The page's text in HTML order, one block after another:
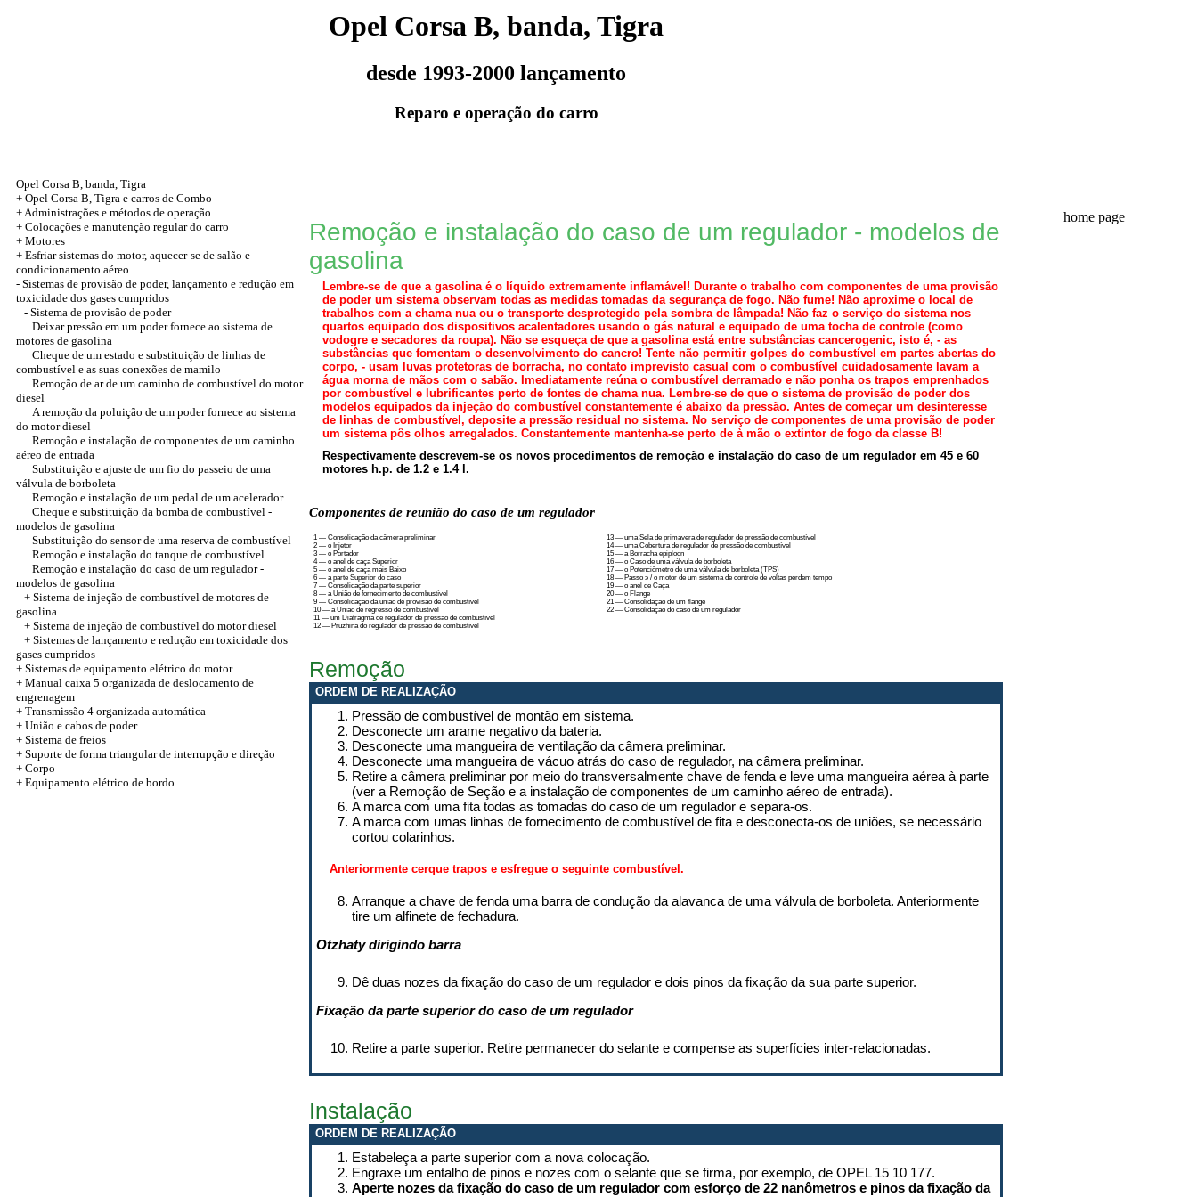
Opel Corsa B, banda, Tigra
desde 1993-2000 lançamento
Reparo e operação do carro
Opel Corsa B, banda, Tigra
+ Opel Corsa B, Tigra e carros de Combo
+ Administrações e métodos de operação
+ Colocações e manutenção regular do carro
+ Motores
+ Esfriar sistemas do motor, aquecer-se de salão e
condicionamento aéreo
- Sistemas de provisão de poder, lançamento e redução em
toxicidade dos gases cumpridos
- Sistema de provisão de poder
Deixar pressão em um poder fornece ao sistema de
motores de gasolina
Cheque de um estado e substituição de linhas de
combustível e as suas conexões de mamilo
Remoção de ar de um caminho de combustível do motor
diesel
A remoção da poluição de um poder fornece ao sistema
do motor diesel
Remoção e instalação de componentes de um caminho
aéreo de entrada
Substituição e ajuste de um fio do passeio de uma
válvula de borboleta
Remoção e instalação de um pedal de um acelerador
Cheque e substituição da bomba de combustível -
modelos de gasolina
Substituição do sensor de uma reserva de combustível
Remoção e instalação do tanque de combustível
Remoção e instalação do caso de um regulador -
modelos de gasolina
+ Sistema de injeção de combustível de motores de
gasolina
+ Sistema de injeção de combustível do motor diesel
+ Sistemas de lançamento e redução em toxicidade dos
gases cumpridos
+ Sistemas de equipamento elétrico do motor
+ Manual caixa 5 organizada de deslocamento de
engrenagem
+ Transmissão 4 organizada automática
+ União e cabos de poder
+ Sistema de freios
+ Suporte de forma triangular de interrupção e direção
+ Corpo
+ Equipamento elétrico de bordo
Remoção e instalação do caso de um regulador - modelos de
gasolina
Lembre-se de que a gasolina é o líquido extremamente inflamável! Durante o trabalho com componentes de uma provisão
de poder um sistema observam todas as medidas tomadas da segurança de fogo. Não fume! Não aproxime o local de
trabalhos com a chama nua ou o transporte desprotegido pela sombra de lâmpada! Não faz o serviço do sistema nos
quartos equipado dos dispositivos acalentadores usando o gás natural e equipado de uma tocha de controle (como
vodogre e secadores da roupa). Não se esqueça de que a gasolina está entre substâncias cancerogenic, isto é, - as
substâncias que fomentam o desenvolvimento do cancro! Tente não permitir golpes do combustível em partes abertas do
corpo, - usam luvas protetoras de borracha, no contato imprevisto casual com o combustível cuidadosamente lavam a
água morna de mãos com o sabão. Imediatamente reúna o combustível derramado e não ponha os trapos emprenhados
por combustível e lubrificantes perto de fontes de chama nua. Lembre-se de que o sistema de provisão de poder dos
modelos equipados da injeção do combustível constantemente é abaixo da pressão. Antes de começar um desinteresse
de linhas de combustível, deposite a pressão residual no sistema. No serviço de componentes de uma provisão de poder
um sistema pôs olhos arregalados. Constantemente mantenha-se perto de à mão o extintor de fogo da classe B!
Respectivamente descrevem-se os novos procedimentos de remoção e instalação do caso de um regulador em 45 e 60
motores h.p. de 1.2 e 1.4 l.
Componentes de reunião do caso de um regulador
1 — Consolidação da câmera preliminar
2 — o Injetor
3 — o Portador
4 — o anel de caça Superior
5 — o anel de caça mais Baixo
6 — a parte Superior do caso
7 — Consolidação da parte superior
8 — a União de fornecimento de combustível
9 — Consolidação da união de provisão de combustível
10 — a União de regresso de combustível
11 — um Diafragma de regulador de pressão de combustível
12 — Pruzhina do regulador de pressão de combustível
13 — uma Sela de primavera de regulador de pressão de combustível
14 — uma Cobertura de regulador de pressão de combustível
15 — a Borracha epiploon
16 — o Caso de uma válvula de borboleta
17 — o Potenciômetro de uma válvula de borboleta (TPS)
18 — Passo э / o motor de um sistema de controle de voltas perdem tempo
19 — o anel de Caça
20 — o Flange
21 — Consolidação de um flange
22 — Consolidação do caso de um regulador
Remoção
ORDEM DE REALIZAÇÃO
Pressão de combustível de montão em sistema.
Desconecte um arame negativo da bateria.
Desconecte uma mangueira de ventilação da câmera preliminar.
Desconecte uma mangueira de vácuo atrás do caso de regulador, na câmera preliminar.
Retire a câmera preliminar por meio do transversalmente chave de fenda e leve uma mangueira aérea à parte
(ver a Remoção de Seção e a instalação de componentes de um caminho aéreo de entrada).
A marca com uma fita todas as tomadas do caso de um regulador e separa-os.
A marca com umas linhas de fornecimento de combustível de fita e desconecta-os de uniões, se necessário
cortou colarinhos.
Anteriormente cerque trapos e esfregue o seguinte combustível.
Arranque a chave de fenda uma barra de condução da alavanca de uma válvula de borboleta. Anteriormente
tire um alfinete de fechadura.
Otzhaty dirigindo barra
Dê duas nozes da fixação do caso de um regulador e dois pinos da fixação da sua parte superior.
Fixação da parte superior do caso de um regulador
Retire a parte superior. Retire permanecer do selante e compense as superfícies inter-relacionadas.
Instalação
ORDEM DE REALIZAÇÃO
Estabeleça a parte superior com a nova colocação.
Engraxe um entalho de pinos e nozes com o selante que se firma, por exemplo, de OPEL 15 10 177.
Aperte nozes da fixação do caso de um regulador com esforço de 22 nanômetros e pinos da fixação da
home page